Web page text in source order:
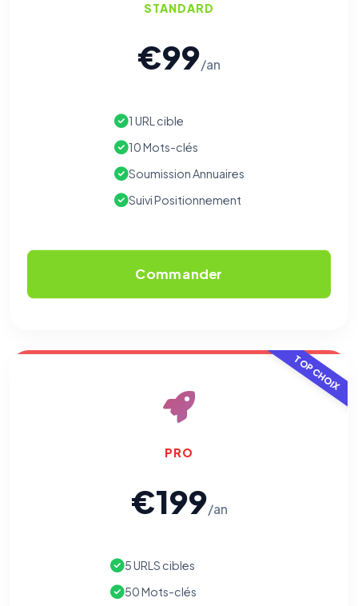
STANDARD
€99/an
1 URL cible
10 Mots-clés
Soumission Annuaires
Suivi Positionnement
Commander
TOP CHOIX
PRO
€199/an
5 URLS cibles
50 Mots-clés